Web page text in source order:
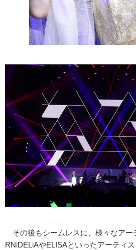
その後もシームレスに、様々なアー
RNiDELiAやELISAといったアーティ